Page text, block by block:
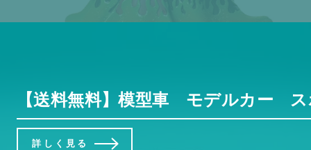
【送料無料】模型車 モデルカー
詳しく見る